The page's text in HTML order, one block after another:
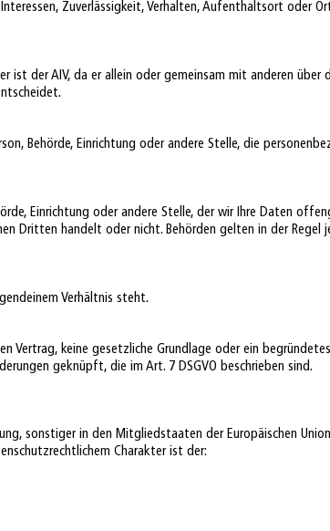
Zuverlässigkeit, Verhalten, Aufenthaltsort oder
ist der AIV, da er allein oder gemeinsam mit anderen über
Behörde, Einrichtung oder andere Stelle, die
Einrichtung oder andere Stelle, der wir Ihre Daten
Dritten handelt oder nicht. Behörden gelten in der Regel
Verhältnis steht.
Vertrag, keine gesetzliche Grundlage oder ein
geknüpft, die im Art. 7 DSGVO beschrieben sind.
sonstiger in den Mitgliedstaaten der Europäischen
Charakter ist der: